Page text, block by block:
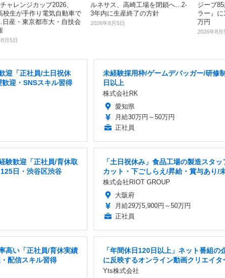
ャレンジカップ2026、
校生が手作り電気自動車で
日産・東京都市大・自技会
月5日
ルネサス、高崎工場を閉鎖へ...2‐
3年内に生産終了の方針
2026年8月5日
ジープ
ラー』
万円
2026年8月
迎「正社員/土日祝休
迎・SNSスキル習得
未経験採用枠/ゲームデバッガー/研修
日以上
株式会社RK
愛知県
月給30万円～50万円
正社員
験歓迎「正社員/育休取
日・渋谷区渋谷
「土日祝休み」食品工場の製造スタ
カット・下ごしらえ/昇給・賞与あり/
株式会社RIOT GROUP
大阪府
月給29万5,900円～50万円
正社員
高い「正社員/育休実績
配信スキル習得
「年間休日120日以上」ネット番組の
に反映するオンライン動画クリエイタ
Yts株式会社